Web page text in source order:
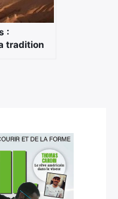
:
tradition